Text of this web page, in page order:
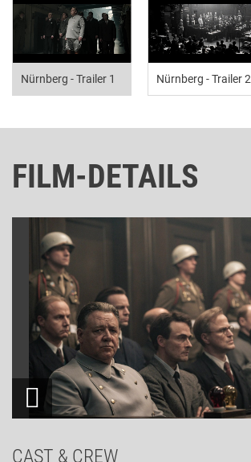
Nürnberg - Trailer 1 Nürnberg - Trailer 2
FILM-DETAILS
CAST & CREW